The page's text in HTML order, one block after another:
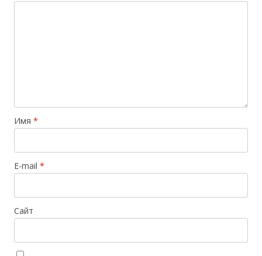
Имя *
E-mail *
Сайт